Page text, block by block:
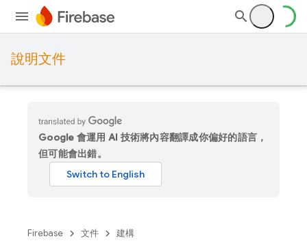
說明文件
Google 會運用 AI 技術將內容翻譯成你偏好的語言，
但可能會出錯。
Firebase 文件 建構